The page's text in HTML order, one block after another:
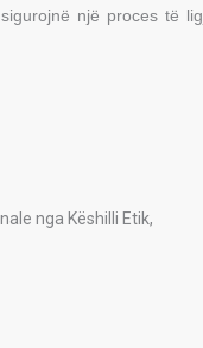
një proces të
nga Këshilli Etik,